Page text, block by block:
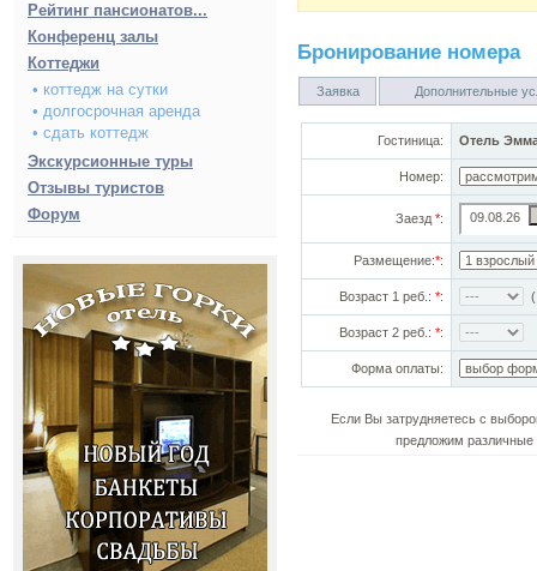
Рейтинг пансионатов...
Конференц залы
Коттеджи
• коттедж на сутки
• долгосрочная аренда
• сдать коттедж
Экскурсионные туры
Отзывы туристов
Форум
Бронирование номера
Заявка Дополнительные
Гостиница: Отель
Номер:
Заезд *:
Размещение:*:
Возраст 1 реб.: *:
Возраст 2 реб.: *:
Форма оплаты:
Если Вы затрудняетесь с
предложим различные